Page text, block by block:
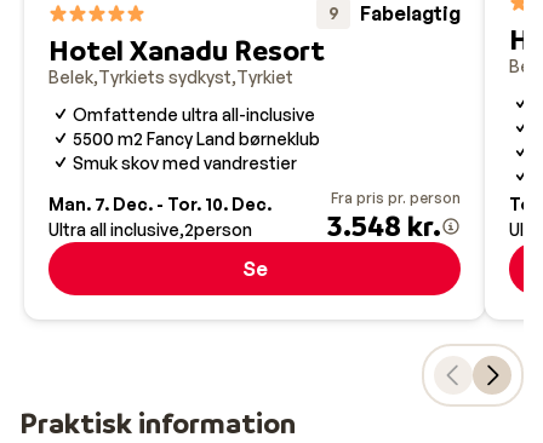
9 Fabelagtig
Hotel Xanadu Resort
Belek Tyrkiets sydkyst Tyrkiet
Omfattende ultra all-inclusive
5500 m2 Fancy Land børneklub
Smuk skov med vandrestier
Man. 7. Dec. - Tor. 10. Dec.
Ultra all inclusive 2person
Fra pris pr. person
3.548 kr.
Se
Praktisk information